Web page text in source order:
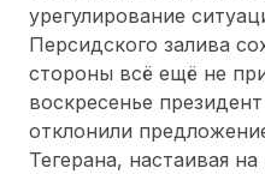
урегулирование
Персидского залива
стороны всё ещё не
воскресенье
отклонили
Тегерана, настаивая